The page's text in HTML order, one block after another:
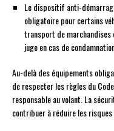
Le dispositif anti-
obligatoire pour certains
transport de marchandises
juge en cas de
Au-delà des équipements
de respecter les règles du
responsable au volant. La
contribuer à réduire les